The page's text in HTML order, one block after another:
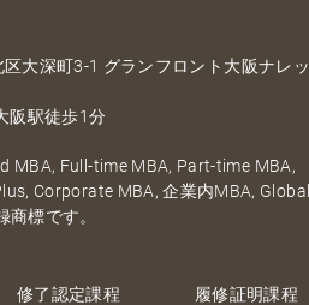
大深町3-1 グランフロント大阪ナレッ
阪駅徒歩1分
MBA, Full-time MBA, Part-time MBA,
Corporate MBA, 企業内MBA, Global
商標です。
修了認定課程 履修証明課程